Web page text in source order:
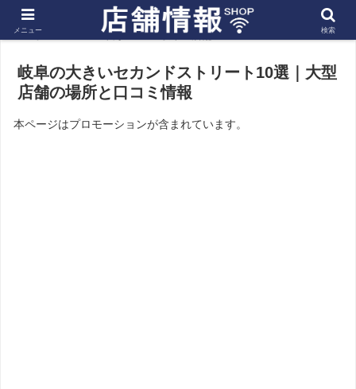
ホーム 東海 岐阜の店舗
岐阜の大きいセカンドストリート10選｜大型
店舗の場所と口コミ情報
本ページはプロモーションが含まれています。
メニュー 検索